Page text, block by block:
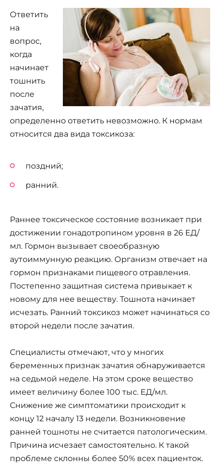
Ответить
на
вопрос,
когда
начинает
тошнить
после
зачатия,
определенно ответить невозможно. К нормам
относится два вида токсикоза:
поздний;
ранний.
Раннее токсическое состояние возникает при
достижении гонадотропином уровня в 26 ЕД/
мл. Гормон вызывает своеобразную
аутоиммунную реакцию. Организм отвечает на
гормон признаками пищевого отравления.
Постепенно защитная система привыкает к
новому для нее веществу. Тошнота начинает
исчезать. Ранний токсикоз может начинаться со
второй недели после зачатия.
Специалисты отмечают, что у многих
беременных признак зачатия обнаруживается
на седьмой неделе. На этом сроке вещество
имеет величину более 100 тыс. ЕД/мл.
Снижение же симптоматики происходит к
концу 12 началу 13 недели. Возникновение
ранней тошноты не считается патологическим.
Причина исчезает самостоятельно. К такой
проблеме склонны более 50% всех пациенток.